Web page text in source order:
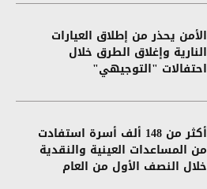
الأمن يحذر من إطلاق العيارات
النارية وإغلاق الطرق خلال
احتفالات "التوجيهي"
أكثر من 148 ألف أسرة استفادت
من المساعدات العينية والنقدية
خلال النصف الأول من العام